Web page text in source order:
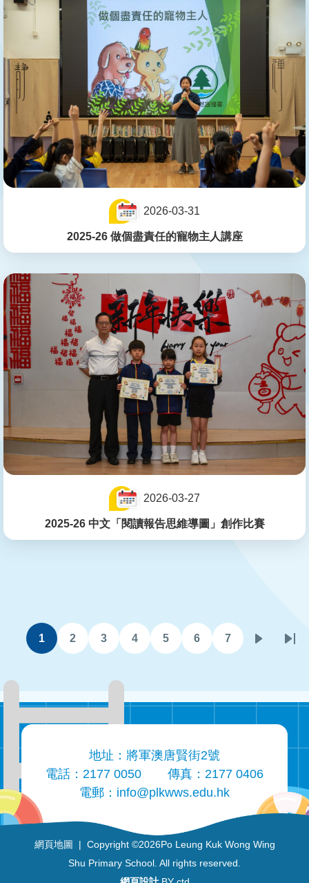
2026-03-31
2025-26 做個盡責任的寵物主人講座
2026-03-27
2025-26 中文「閱讀報告思維導圖」創作比賽
Pagination
目
面
1
頁
2
頁
3
頁
4
頁
5
頁
6
頁
7
地址：將軍澳唐賢街2號
電話：2177 0050
傳真：2177 0406
電郵： info@plkwws.edu.hk
網頁地圖 | Copyright ©2026Po Leung Kuk Wong Wing
Shu Primary School. All rights reserved.